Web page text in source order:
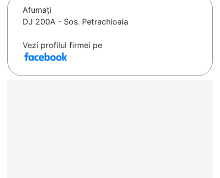
Afumaţi
DJ 200A - Sos. Petrachioaia
Vezi profilul firmei pe